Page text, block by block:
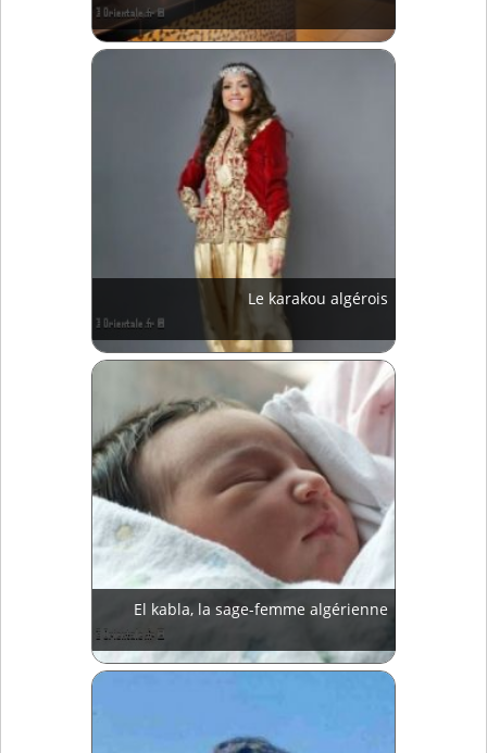
Le karakou algérois
El kabla, la sage-femme algérienne